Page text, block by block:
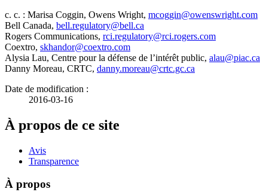
c. c. : Marisa Coggin, Owens Wright, mcoggin@owenswright.com
Bell Canada, bell.regulatory@bell.ca
Rogers Communications, rci.regulatory@rci.rogers.com
Coextro, skhandor@coextro.com
Alysia Lau, Centre pour la défense de l’intérêt public, alau@piac.ca
Danny Moreau, CRTC, danny.moreau@crtc.gc.ca
Date de modification :
2016-03-16
À propos de ce site
Avis
Transparence
À propos